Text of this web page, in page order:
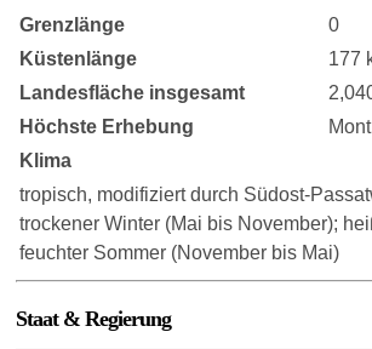
Grenzlänge
0
Küstenlänge
177
Landesfläche insgesamt
Höchste Erhebung
Klima
tropisch, modifiziert durch Südost-
trockener Winter (Mai bis November);
feuchter Sommer (November bis Mai)
Staat & Regierung